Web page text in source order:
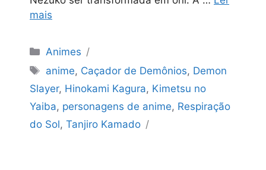
mais
Categorias
Animes
Tags
anime, Caçador de Demônios, Demon
Slayer, Hinokami Kagura, Kimetsu no
Yaiba, personagens de anime, Respiração
do Sol, Tanjiro Kamado